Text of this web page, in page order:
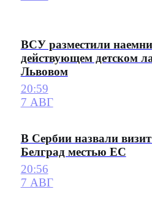
ВСУ разместили
действующем детском
Львовом
20:59
7 АВГ
В Сербии назвали визит
Белград местью ЕС
20:56
7 АВГ